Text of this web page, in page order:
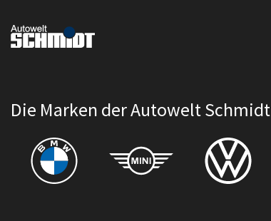
Die Marken der Autowelt Schmidt